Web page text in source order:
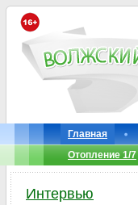
Главная
Отопление 1/7
Интервью